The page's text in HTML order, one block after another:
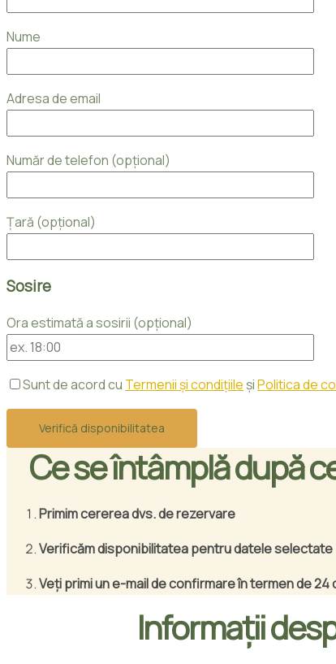
Nume
Adresa de email
Număr de telefon (opțional)
Țară (opțional)
Sosire
Ora estimată a sosirii (opțional)
Sunt de acord cu Termenii și condițiile șiPolitica de
Ce se întâmplă după
Primim cererea dvs. de rezervare
Verificăm disponibilitatea pentru datele selectate
Veți primi un e-mail de confirmare în termen de 24
Informații